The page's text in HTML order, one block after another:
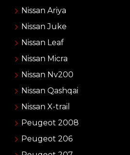
Nissan Ariya
Nissan Juke
Nissan Leaf
Nissan Micra
Nissan Nv200
Nissan Qashqai
Nissan X-trail
Peugeot 2008
Peugeot 206